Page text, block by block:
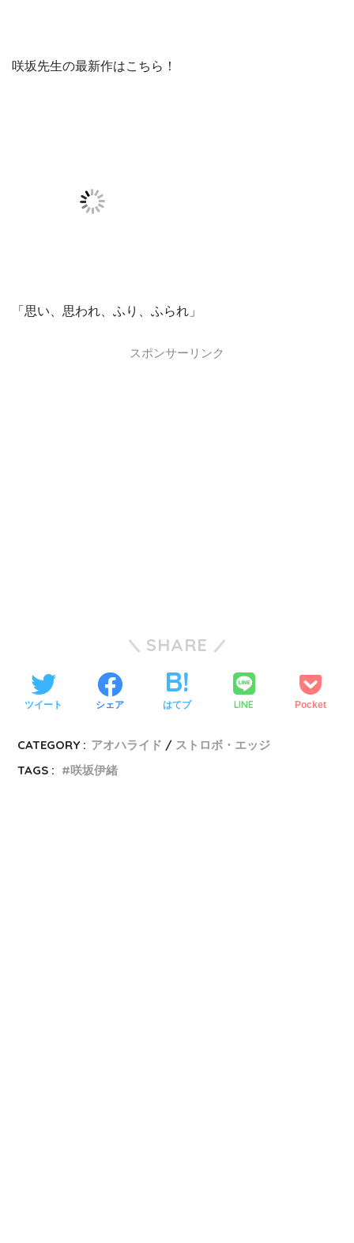
咲坂先生の最新作はこちら！
「思い、思われ、ふり、ふられ」
スポンサーリンク
SHARE
ツイート シェア はてブ LINE Pocket
CATEGORY : アオハライド
ストロボ・エッジ
TAGS :
咲坂伊緒